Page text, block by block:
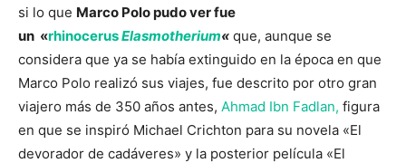
si lo que Marco Polo pudo ver fue
un «rhinocerusElasmotherium« que, aunque se
considera que ya se había extinguido en la época en que
Marco Polo realizó sus viajes, fue descrito por otro gran
viajero más de 350 años antes, Ahmad Ibn Fadlan, figura
en que se inspiró Michael Crichton para su novela «El
devorador de cadáveres» y la posterior película «El